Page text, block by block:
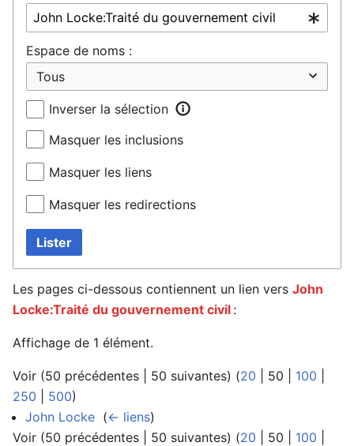
Espace de noms :
Inverser la sélection
Masquer les inclusions
Masquer les liens
Masquer les redirections
Lister
Les pages ci-dessous contiennent un lien vers John
Locke:Traité du gouvernement civil :
Affichage de 1 élément.
Voir (50 précédentes 50 suivantes) (20 50 100
250
500)
John Locke (← liens)
Voir (50 précédentes 50 suivantes) (20 50 100